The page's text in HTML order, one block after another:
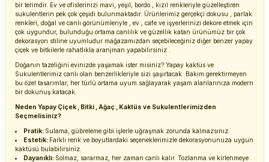
bir terimdir. Ev ve ofislerinizi mavi, yeşil, bordo , kızıl renkleriyle güzelleştiren
sukulentlerin pek çok çeşidi bulunmaktadır. Ürünlerimiz gerçekçi dokusu , parlak
renkleri, doğal ve canlı görünümleriyle , ev , cafe ve işyerlerinizi dekore etmek için
çok uygundur, bulunduğu ortama canlılık ve güzellik katan ürünümüz bir çok
dekorasyon stiline uyumludur mağazamızdan seçebileceğiniz diğer benzer yapay
çiçek ve bitkilerle rahatlıkla aranjman yapabilirsiniz .
Doğanın tazeliğini evinizde yaşamak ister misiniz? Yapay kaktüs ve
Sukulentlerimiz canlı olan benzerlikleriyle sizi şaşırtacak. Bakım gerektirmeyen
bu özel tasarımlar, her türlü ortama uyum sağlayarak yaşam alanlarınıza modern
bir dokunuş katacak.
Neden Yapay Çiçek , Bitki , Ağaç , Kaktüs ve Sukulentlerimizden
Seçmelisiniz?
Pratik: Sulama, gübreleme gibi işlerle uğraşmak zorunda kalmazsınız.
Estetik: Farklı renk ve boyutlardaki seçeneklerimizle dekorasyonunuza uygun
kaktüsü bulabilirsiniz.
Dayanıklı: Solmaz, sararmaz, her zaman canlı kalır. Tozlanma ve kirlenmeye